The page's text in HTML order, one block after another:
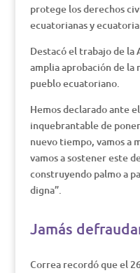
protege los derechos
ecuatorianas y
Destacó el trabajo de la
amplia aprobación de la
pueblo ecuatoriano.
Hemos declarado ante
inquebrantable de
nuevo tiempo, vamos a
vamos a sostener este
construyendo palmo a
digna”.
Jamás
Correa recordó que el